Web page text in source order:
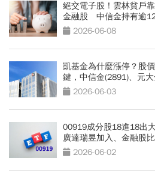
絕交電子股！雲林貧戶
金融股 中信金持有逾
2026-06-08
凱基金為什麼漲停？股
鍵，中信金(2891)、元
氣在哪？
2026-06-03
00919成分股18進18出
廣達瑞昱加入、金融股
2026-06-02